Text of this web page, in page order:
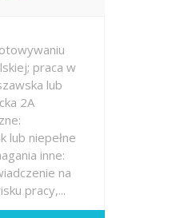
praca w
lub
2A
lub niepełne
inne:
na
pracy,...